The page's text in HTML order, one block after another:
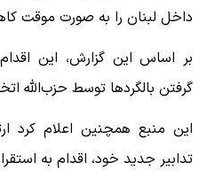
داخل لبنان را به ‌صورت موقت
بر اساس این گزارش، این
گرفتن بالگردها توسط حزب‌الله
این منبع همچنین اعلام
تدابیر جدید خود، اقدام به